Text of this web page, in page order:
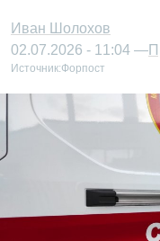
Иван Шолохов
02.07.2026 - 11:04 —
Источник:Форпост